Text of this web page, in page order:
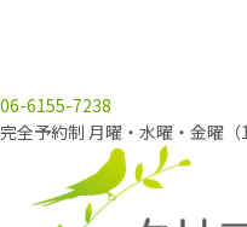
06-6155-7238
完全予約制 月曜・水曜・金曜